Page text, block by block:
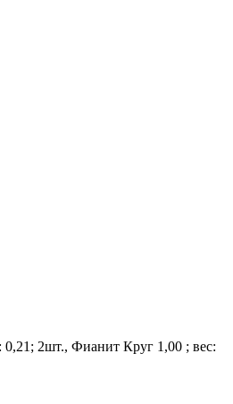
0,21; 2шт., Фианит Круг 1,00 ; вес: